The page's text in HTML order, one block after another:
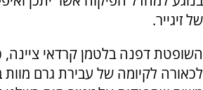
של זיגייר.
השופטת דפנה בלטמן קרדאי ציינה,
לכאורה לקיומה של עבירת גרם מוות